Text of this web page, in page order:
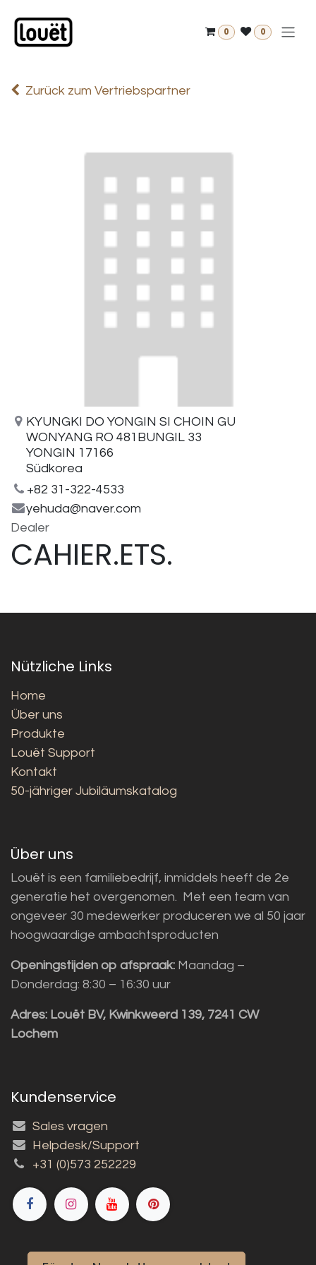
0 0
Zurück zum Vertriebspartner
KYUNGKI DO YONGIN SI CHOIN GU
WONYANG RO 481BUNGIL 33
YONGIN 17166
Südkorea
+82 31-322-4533
yehuda@naver.com
Dealer
CAHIER.ETS.
Nützliche Links
Home
Über uns
Produkte
Louët Support
Kontakt
50-jähriger Jubiläumskatalog
Über uns
Louët is een familiebedrijf, inmiddels heeft de 2e
generatie het overgenomen. Met een team van
ongeveer 30 medewerker produceren we al 50 jaar
hoogwaardige ambachtsproducten
Openingstijden op afspraak: Maandag –
Donderdag: 8:30 – 16:30 uur
Adres: Louët BV, Kwinkweerd 139, 7241 CW
Lochem
Kundenservice
Sales vragen
Helpdesk/Support
+31 (0)573 252229